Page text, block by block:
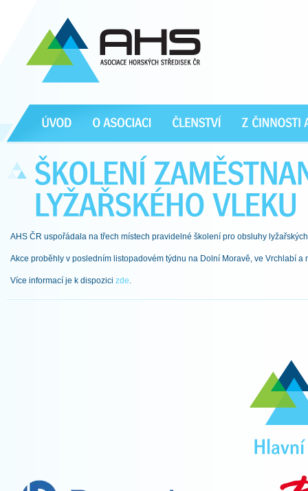
AHS ČR uspořádala na třech místech pravidelné školení pro obsluhy
Akce proběhly v posledním listopadovém týdnu na Dolní Moravě, ve Vrchlabí a
Více informací je k dispozici zde.